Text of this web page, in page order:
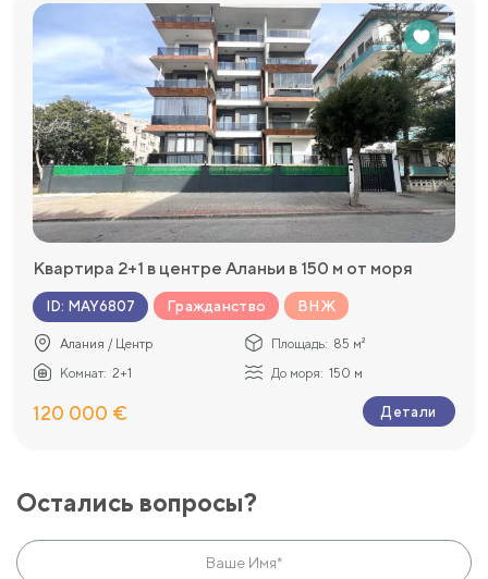
Квартира 2+1 в центре Аланьи в 150 м от моря
ID: MAY6807 Гражданство ВНЖ
Алания / Центр Площадь: 85 м²
Комнат: 2+1 До моря: 150 м
120 000 € Детали
Остались вопросы?